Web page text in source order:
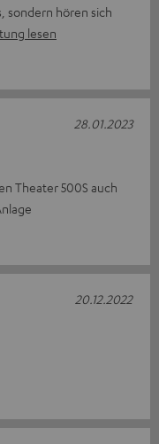
sondern hören sich
lesen
Theater 500S auch
28.01.2023
20.12.2022